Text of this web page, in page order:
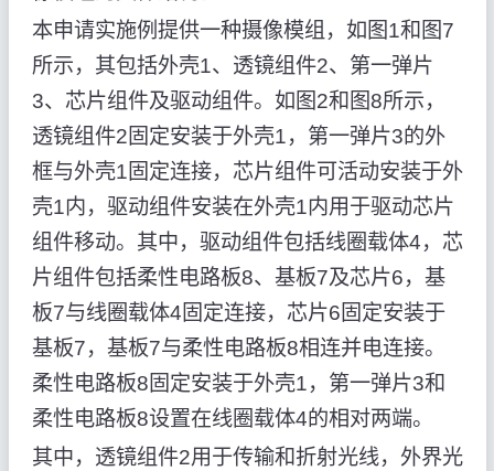
本申请实施例提供一种摄像模组，如图1和图7
所示，其包括外壳1、透镜组件2、第一弹片
3、芯片组件及驱动组件。如图2和图8所示，
透镜组件2固定安装于外壳1，第一弹片3的外
框与外壳1固定连接，芯片组件可活动安装于外
壳1内，驱动组件安装在外壳1内用于驱动芯片
组件移动。其中，驱动组件包括线圈载体4，芯
片组件包括柔性电路板8、基板7及芯片6，基
板7与线圈载体4固定连接，芯片6固定安装于
基板7，基板7与柔性电路板8相连并电连接。
柔性电路板8固定安装于外壳1，第一弹片3和
柔性电路板8设置在线圈载体4的相对两端。
其中，透镜组件2用于传输和折射光线，外界光